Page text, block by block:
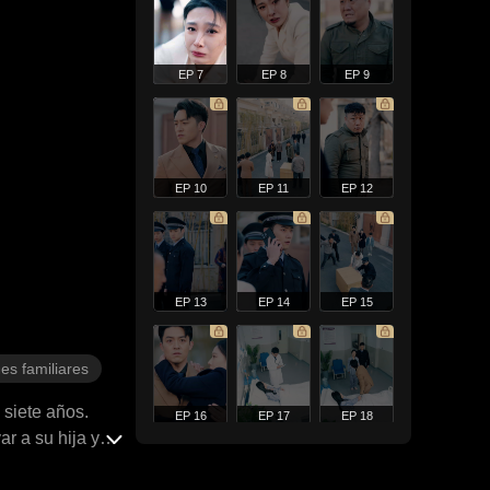
familiares
años.
a su hija y
EP 7 EP 8 EP 9
EP 10 EP 11 EP 12
EP 13 EP 14 EP 15
EP 16 EP 17 EP 18